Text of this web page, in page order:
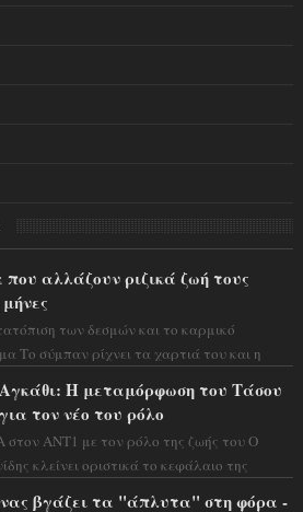
αλλάζουν ριζικά ζωή τους
των δεσμών και το καρμικό
Το σύμπαν ρίχνει τα χαρτιά του και η
Η μεταμόρφωση του Τάσου
τον νέο του ρόλο
στον ΑΝΤ1 με τον ρόλο της ζωής του Ο
κλείνει οριστικά το κεφάλαιο της
βγάζει τα "άπλυτα" στη φόρα -